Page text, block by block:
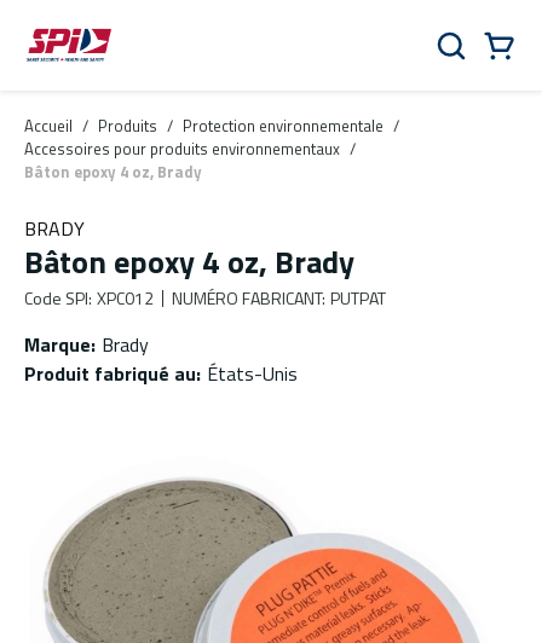
Aller au contenu principal
Skip to menu
Skip to footer
Rechercher
Accueil / Produits / Protection environnementale /
Accessoires pour produits environnementaux /
Bâton epoxy 4 oz, Brady
BRADY
Bâton epoxy 4 oz, Brady
Code SPI: XPC012 NUMÉRO FABRICANT: PUTPAT
Marque: Brady
Produit fabriqué au: États-Unis